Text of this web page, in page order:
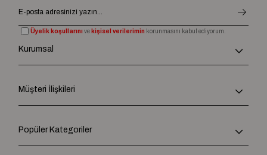
Üyelik koşullarını ve kişisel verilerimin korunmasını kabul ediyorum.
Kurumsal
Müşteri İlişkileri
Popüler Kategoriler